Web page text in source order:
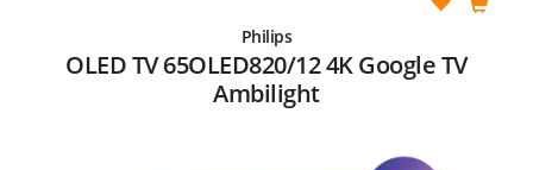
Philips
OLED TV 65OLED820/12 4K Google TV
Ambilight